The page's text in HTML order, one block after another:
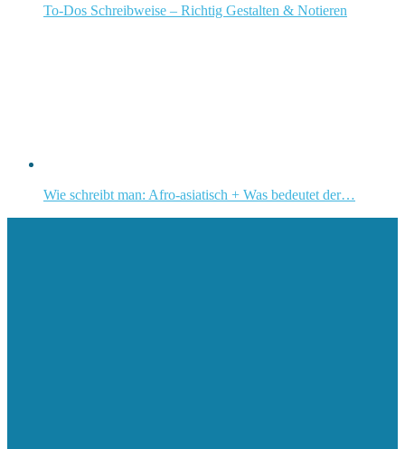
To-Dos Schreibweise – Richtig Gestalten & Notieren
Wie schreibt man: Afro-asiatisch + Was bedeutet der…